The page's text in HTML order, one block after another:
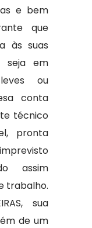
e bem
que
às suas
seja em
ou
conta
técnico
pronta
assim
trabalho.
sua
de um